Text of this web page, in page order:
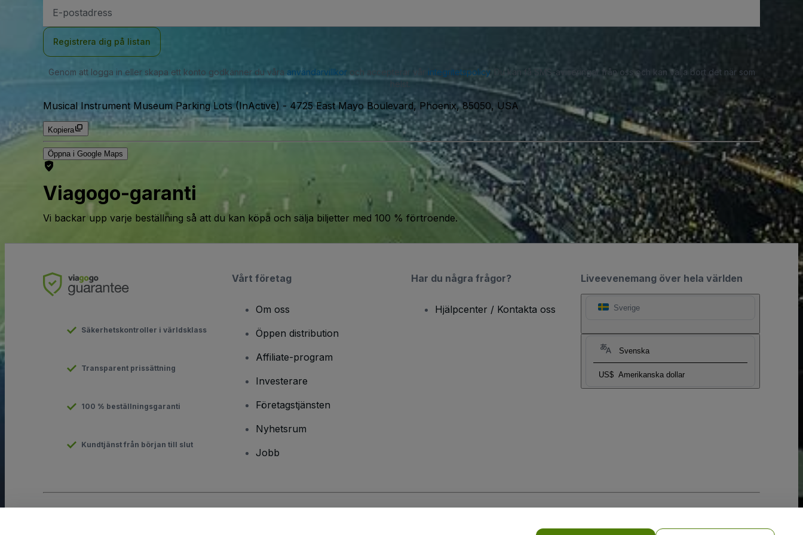
postadress
Registrera dig på listan
Genom att logga in eller skapa ett konto godkänner du våra användarvillkoroch accepterar vår integritetspolicy. Du kan få SMS-aviseringar från oss och kan välja bort det när som
helst.
Musical Instrument Museum Parking Lots (InActive) - 4725 East Mayo Boulevard, Phoenix, 85050, USA
Kopiera
Öppna i Google Maps
Viagogo-garanti
Vi backar upp varje beställning så att du kan köpa och sälja biljetter med 100 % förtroende.
Liveevenemang över hela världen
Sverige
Svenska
US$ Amerikanska dollar
Säkerhetskontroller i världsklass
Transparent prissättning
100 % beställningsgaranti
Kundtjänst från början till slut
Vårt företag
Om oss
Öppen distribution
Affiliate-program
Investerare
Företagstjänsten
Nyhetsrum
Jobb
Har du några frågor?
Hjälpcenter / Kontakta oss
mobilsekretesspolicy